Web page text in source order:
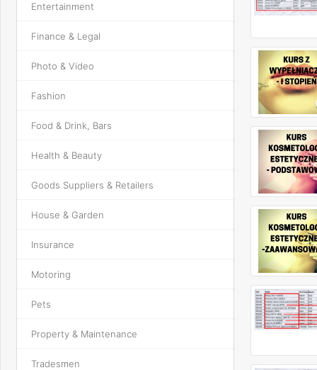
Entertainment
Finance & Legal
Photo & Video
Fashion
Food & Drink, Bars
Health & Beauty
Goods Suppliers & Retailers
House & Garden
Insurance
Motoring
Pets
Property & Maintenance
Tradesmen